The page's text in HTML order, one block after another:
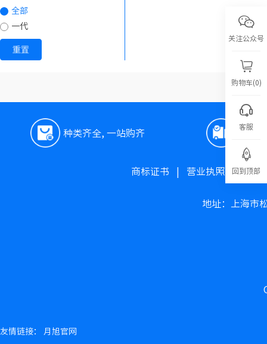
全部
一代
重置
种类齐全, 一站购齐 极速
商标证书 营业执照|高新
地址：上海市
友情链接： 月旭官网
关注公众号
购物车(0)
客服
回到顶部